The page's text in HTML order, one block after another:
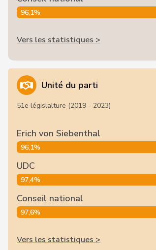
96,1%
Vers les statistiques >
Unité du parti
51e législalture (2019 - 2023)
Erich von Siebenthal
96,1%
UDC
97,4%
Conseil national
97,6%
Vers les statistiques >